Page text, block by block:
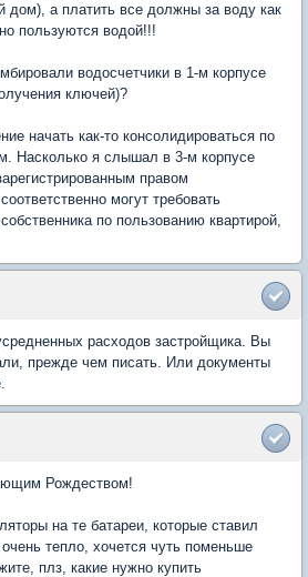
дом), а платить все должны за воду как
пользуются водой!!!
водосчетчики в 1-м корпусе
ключей)?
начать как-то консолидироваться по
Насколько я слышал в 3-м корпусе
правом
могут требовать
по пользованию квартирой,
расходов застройщика. Вы
прежде чем писать. Или документы
Рождеством!
на те батареи, которые ставил
тепло, хочется чуть поменьше
плз, какие нужно купить